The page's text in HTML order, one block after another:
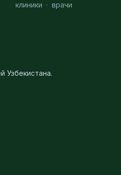
клиники · врачи
Узбекистана.